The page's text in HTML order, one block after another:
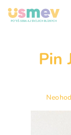
obsah
Pin